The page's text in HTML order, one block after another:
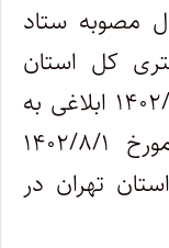
مصوبه ستاد
کل استان
تهران موضوع جلسه مورخ ۱۴۰۲/۷/۲۹ ابلاغی به
موجب نامه شماره ۹۴۴۹/۱۰ مورخ ۱۴۰۲/۸/۱
تهران در